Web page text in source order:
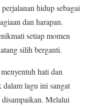
hidup sebagai
dan harapan.
setiap momen
silih berganti.
hati dan
lagu ini sangat
Melalui